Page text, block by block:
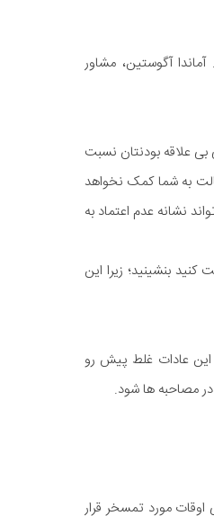
آگوستین، مشاور
علاقه بودنتان نسبت
به شما کمک نخواهد
نشانه عدم اعتماد به
بنشینید؛ زیرا این
عادات غلط پیش رو
مصاحبه ها شود.
اوقات مورد تمسخر قرار